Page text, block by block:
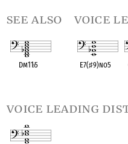
see also
Dm11♭5
voice
E7(♯9)no5
voice leading